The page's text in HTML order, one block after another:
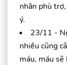
nhân phù
ý.
23/11 -
nhiều cũng
máu, máu sẽ